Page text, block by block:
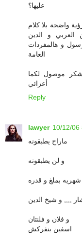
عليها؟
واضحة بلا كلام
و الدين
و هالمفردات
العامة
موصول لكما
أعزائي
Reply
lawyer 10/12/06
ماراح يطبقونه
و لن يطبقونه
بملغ و قدره
و فلان و فلنتان
اسفين بنفركش